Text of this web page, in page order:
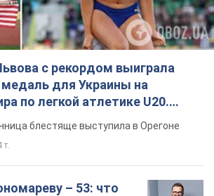
с рекордом выиграла
для Украины на
по легкой атлетике U20.
блестяще выступила в Орегоне
т.
– 53: что